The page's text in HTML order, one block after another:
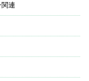
連